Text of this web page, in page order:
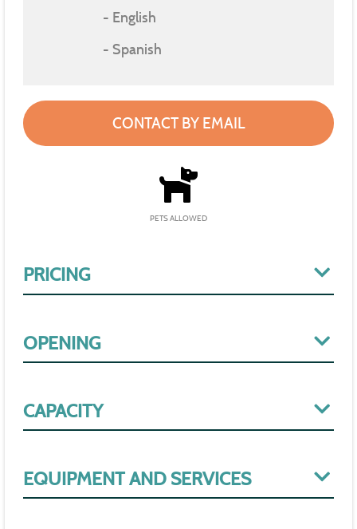
PRICING
OPENING
CAPACITY
EQUIPMENT AND SERVICES
English
Spanish
CONTACT BY EMAIL
PETS ALLOWED